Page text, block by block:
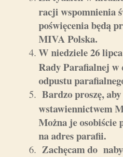
racji wspomnienia
poświęcenia będą
MIVA Polska.
W niedziele 26
Rady Parafialnej w
odpustu
Bardzo proszę,
wstawiennictwem
Można je osobiście
na adres parafii.
Zachęcam do